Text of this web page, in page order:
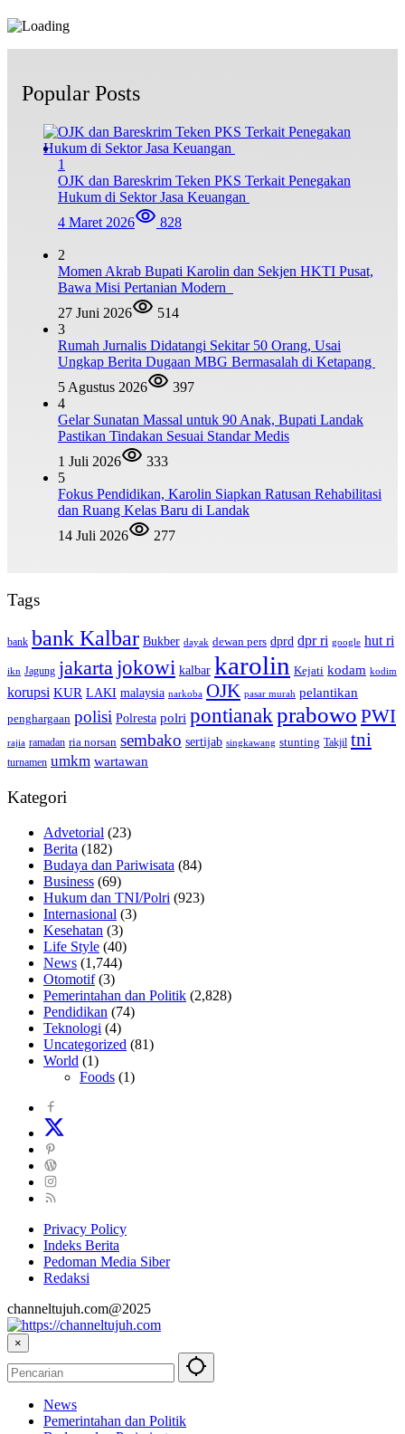
Popular Posts
1
OJK dan Bareskrim Teken PKS Terkait Penegakan
Hukum di Sektor Jasa Keuangan
4 Maret 2026
828
2
Momen Akrab Bupati Karolin dan Sekjen HKTI Pusat,
Bawa Misi Pertanian Modern
27 Juni 2026
514
3
Rumah Jurnalis Didatangi Sekitar 50 Orang, Usai
Ungkap Berita Dugaan MBG Bermasalah di Ketapang
5 Agustus 2026
397
4
Gelar Sunatan Massal untuk 90 Anak, Bupati Landak
Pastikan Tindakan Sesuai Standar Medis
1 Juli 2026
333
5
Fokus Pendidikan, Karolin Siapkan Ratusan Rehabilitasi
dan Ruang Kelas Baru di Landak
14 Juli 2026
277
Tags
bank bank Kalbar Bukber dayak dewan pers dprd dpr ri google hut ri
ikn Jagung jakarta jokowi kalbar karolin Kejati kodam kodim
korupsi KUR LAKI malaysia narkoba OJK pasar murah pelantikan
penghargaan polisi Polresta polri pontianakprabowo PWI
rajia ramadan ria norsan sembako sertijab singkawang stunting Takjil tni
turnamen umkm wartawan
Kategori
Advetorial (23)
Berita (182)
Budaya dan Pariwisata (84)
Business (69)
Hukum dan TNI/Polri (923)
Internasional (3)
Kesehatan (3)
Life Style (40)
News (1,744)
Otomotif(3)
Pemerintahan dan Politik (2,828)
Pendidikan (74)
Teknologi (4)
Uncategorized (81)
World (1)
Foods (1)
Privacy Policy
Indeks Berita
Pedoman Media Siber
Redaksi
channeltujuh.com@2025
×
News
Pemerintahan dan Politik